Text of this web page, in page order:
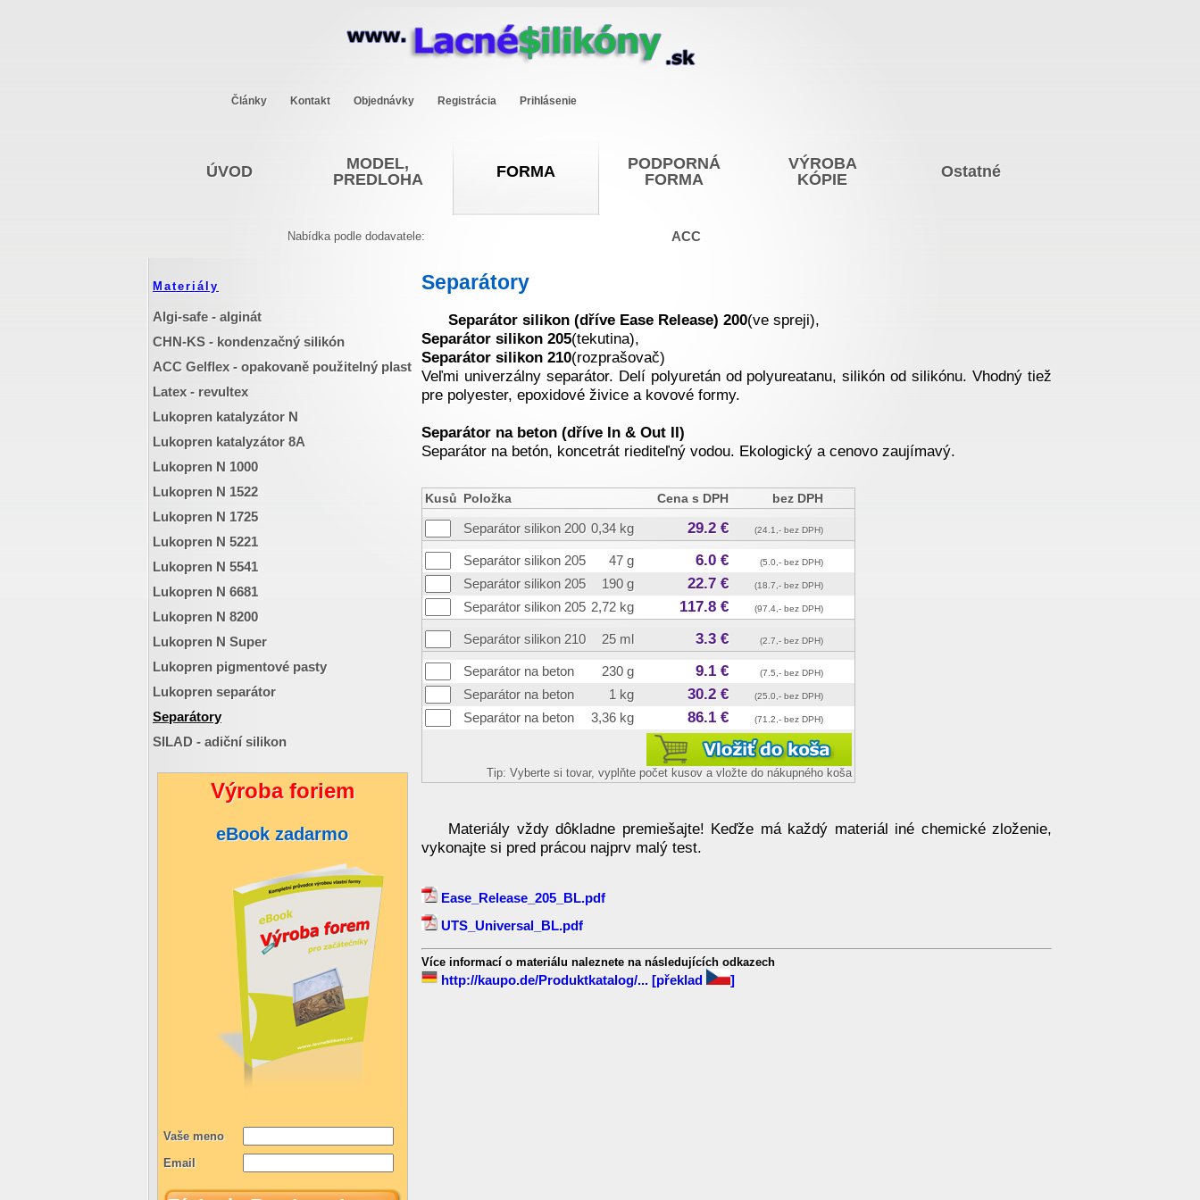
Články Kontakt Objednávky Registrácia Prihlásenie
ÚVOD
MODEL,
PREDLOHA
FORMA
PODPORNÁ
FORMA
VÝROBA
KÓPIE
Ostatné
Nabídka podle dodavatele: ACC
Materiály
Algi-safe - alginát
CHN-KS - kondenzačný silikón
ACC Gelflex - opakovaně použitelný plast
Latex - revultex
Lukopren katalyzátor N
Lukopren katalyzátor 8A
Lukopren N 1000
Lukopren N 1522
Lukopren N 1725
Lukopren N 5221
Lukopren N 5541
Lukopren N 6681
Lukopren N 8200
Lukopren N Super
Lukopren pigmentové pasty
Lukopren separátor
Separátory
SILAD - adiční silikon
Výroba foriem
eBook zadarmo
Vaše meno
Email
Separátory
Separátor silikon (dříve Ease Release) 200(ve spreji),
Separátor silikon 205(tekutina),
Separátor silikon 210(rozprašovač)
Veľmi univerzálny separátor. Delí polyuretán od polyureatanu, silikón od silikónu. Vhodný tiež
pre polyester, epoxidové živice a kovové formy.
Separátor na beton (dříve In & Out II)
Separátor na betón, koncetrát riediteľný vodou. Ekologický a cenovo zaujímavý.
Kusů Položka Cena s DPH bez DPH
Separátor silikon 200 0,34 kg 29.2 € (24.1,- bez DPH)
Separátor silikon 205 47 g 6.0 € (5.0,- bez DPH)
Separátor silikon 205 190 g 22.7 € (18.7,- bez DPH)
Separátor silikon 205 2,72 kg 117.8 € (97.4,- bez DPH)
Separátor silikon 210 25 ml 3.3 € (2.7,- bez DPH)
Separátor na beton 230 g 9.1 € (7.5,- bez DPH)
Separátor na beton 1 kg 30.2 € (25.0,- bez DPH)
Separátor na beton 3,36 kg 86.1 € (71.2,- bez DPH)
Tip: Vyberte si tovar, vyplňte počet kusov a vložte do nákupného koša
Materiály vždy dôkladne premiešajte! Keďže má každý materiál iné chemické zloženie,
vykonajte si pred prácou najprv malý test.
Ease_Release_205_BL.pdf
UTS_Universal_BL.pdf
Více informací o materiálu naleznete na následujících odkazech
http://kaupo.de/Produktkatalog/... [překlad ]